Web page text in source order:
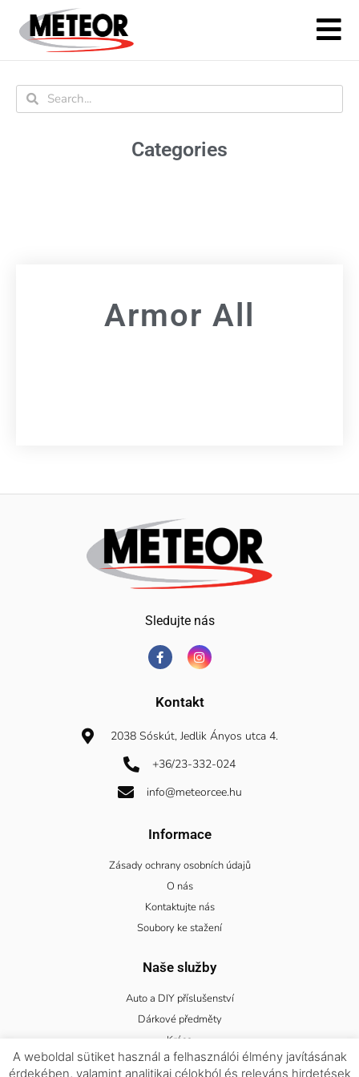
Categories
Armor All
Sledujte nás
Kontakt
2038 Sóskút, Jedlik Ányos utca 4.
+36/23-332-024
info@meteorcee.hu
Informace
Zásady ochrany osobních údajů
O nás
Kontaktujte nás
Soubory ke stažení
Naše služby
Auto a DIY příslušenství
Dárkové předměty
Krása
Módní doplňky
A weboldal sütiket használ a felhasználói élmény javításának
érdekében, valamint analitikai célokból és releváns hirdetések